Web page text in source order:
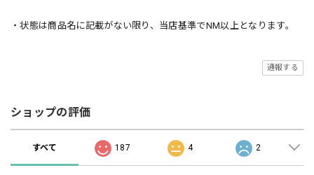
・状態は商品名に記載がない限り、当店基準でNM以上となります。
通報する
ショップの評価
すべて 187 4 2